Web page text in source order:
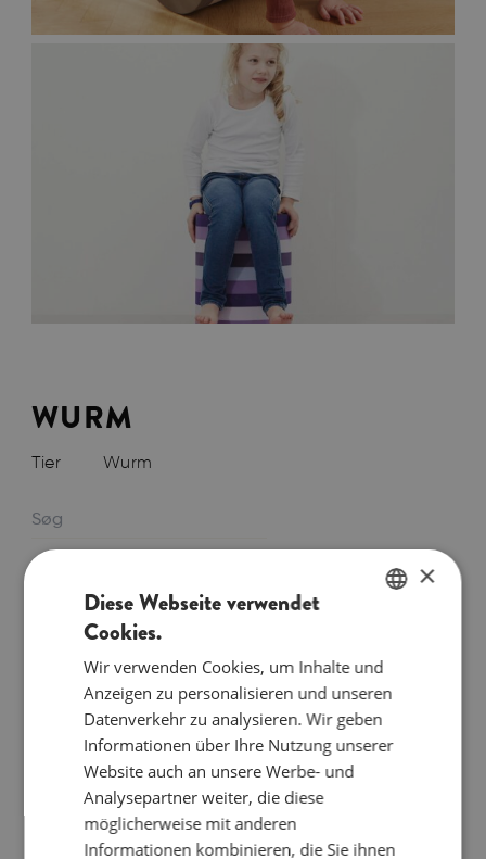
WURM
Tier Wurm
Weitere Filter anzeigen
Produkte gefunden, die
Der Wurm – ein Taumelmöbel, das niemals
DANISH
×
Diese Webseite verwendet
Cookies.
Wir verwenden Cookies, um Inhalte und
Anzeigen zu personalisieren und unseren
Datenverkehr zu analysieren. Wir geben
Informationen über Ihre Nutzung unserer
Website auch an unsere Werbe- und
Analysepartner weiter, die diese
möglicherweise mit anderen
Informationen kombinieren, die Sie ihnen